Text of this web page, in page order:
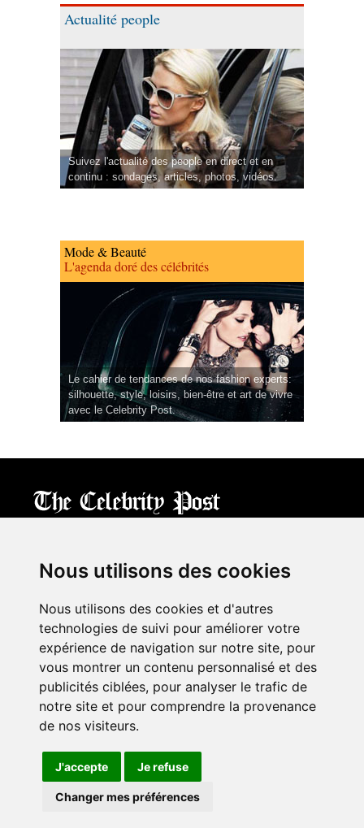
Nous utilisons des cookies
Nous utilisons des cookies et d'autres
technologies de suivi pour améliorer votre
expérience de navigation sur notre site, pour
vous montrer un contenu personnalisé et des
publicités ciblées, pour analyser le trafic de
notre site et pour comprendre la provenance
de nos visiteurs.
J'accepte Je refuse
Changer mes préférences
Actualité people
Suivez l'actualité des people en direct et en
continu : sondages, articles, photos, vidéos.
Mode & Beauté
L'agenda doré des célébrités
Le cahier de tendances de nos fashion experts:
silhouette, style, loisirs, bien-être et art de vivre
avec le Celebrity Post.
Terms of Use| Privacy|Cookies Policy (Mes préférences)
À propos
Mentions légales
Contact Us
Follow us on
Watch us on